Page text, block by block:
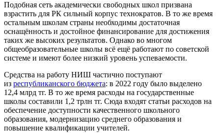
Подобная сеть академически свободных школ призвана
взрастить для РК сильный корпус технократов. В то же время
остальным школам страны необходимы достаточная
оснащённость и достойное финансирование для достижения
таких же высоких результатов. Однако во многом
общеобразовательные школы всё ещё работают по советской
системе и имеют более низкий уровень успеваемости.
Средства на работу НИШ частично поступают
из республиканского бюджета: в 2022 году было выделено
12,4 млрд тг. В то же время расходы на государственные
школы составили 1,2 трлн тг. Сюда входят статьи расходов на
обеспечение доступности качественного школьного
образования, модернизацию среднего образования и
повышение квалификации учителей.